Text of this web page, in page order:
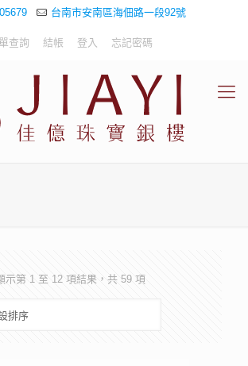
台南市安南區海佃路一段92號
查詢 結帳 登入 忘記密碼
示第 1 至 12 項結果，共 59 項